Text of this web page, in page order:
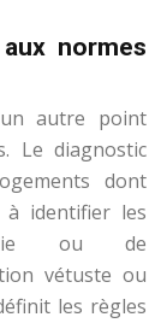
normes
un autre point
Le diagnostic
dont
identifier les
ou de
vétuste ou
les règles